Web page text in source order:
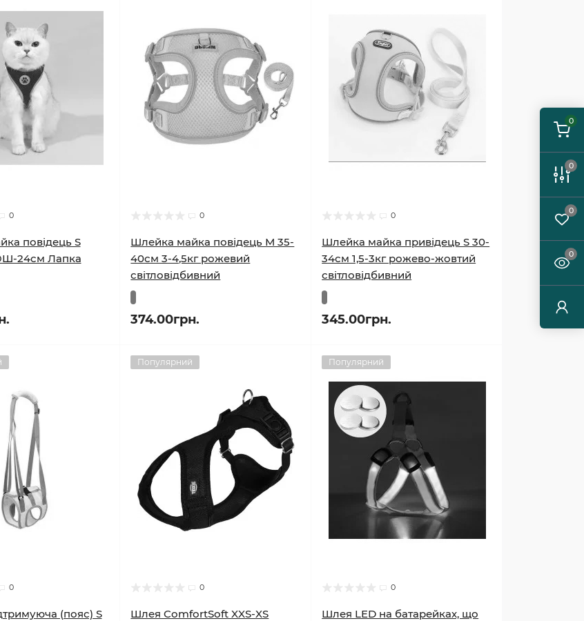
0
0
0
0
0
повідець S
24см Лапка
0
Шлейка майка повідець М 35-
40см 3-4,5кг рожевий
світловідбивний
374.00грн.
0
Шлейка майка привідець S 30-
34см 1,5-3кг рожево-жовтий
світловідбивний
345.00грн.
0
(пояс) S
Популярний
0
Шлея ComfortSoft XXS-XS
Популярний
0
Шлея LED на батарейках, що